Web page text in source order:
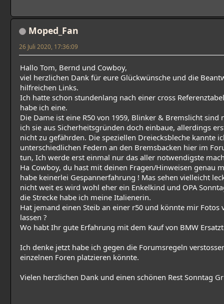
Moped_Fan
26 Juli 2020, 17:36:09
Hallo Tom, Bernd und Cowboy,
viel herzlichen Dank für eure Glückwünsche und die
hilfreichen Links.
Ich hatte schon stundenlang nach einer cross
habe ich eine.
Die Dame ist eine R50 von 1959, Blinker & Bremslicht
ich sie aus Sicherheitsgründen doch einbaue, allerdings
nicht zu gefährden. Die speziellen Dreiecksbleche kannte
unterschiedlichen Federn an den Bremsbacken hier im
tun, Ich werde erst einmal nur das aller notwendigste
Ha Cowboy, du hast mit deinen Fragen/Hinweisen genau
habe keinerlei Gespannerfahrung ! Mas sehen vielleicht
nicht weit es wird wohl eher ein Enkelkind und OPA
die Strecke habe ich meine Italienerin.
Hat jemand einen Steib an einer r50 und könnte mir
lassen ?
Wo habt Ihr gute Erfahrung mit dem Kauf von BMW
Ich denke jetzt habe ich gegen die Forumsregeln
einzelnen Foren platzieren könnte.
Vielen herzlichen Dank und einen schönen Rest Sonntag